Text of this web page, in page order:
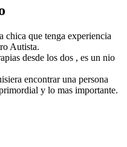
chica que tenga experiencia
Autista.
desde los dos , es un nio
encontrar una persona
y lo mas importante.